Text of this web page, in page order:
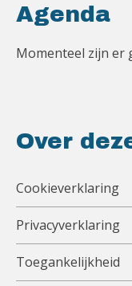
Agenda
Momenteel zijn er
Over
Cookieverklaring
Privacyverklaring
Toegankelijkheid